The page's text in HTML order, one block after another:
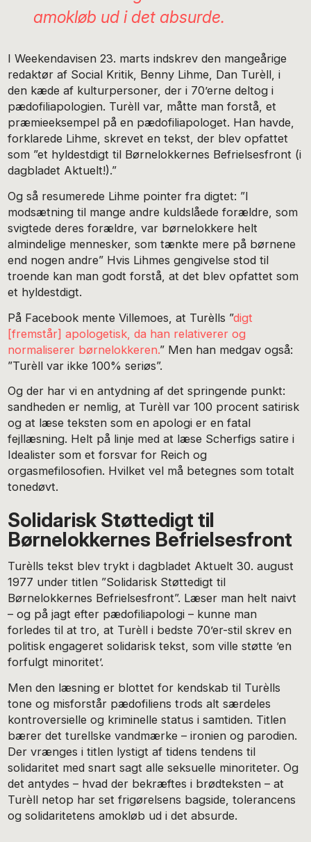
amokløb ud i det absurde.
I Weekendavisen 23. marts indskrev den mangeårige
redaktør af Social Kritik, Benny Lihme, Dan Turèll, i
den kæde af kulturpersoner, der i 70’erne deltog i
pædofiliapologien. Turèll var, måtte man forstå, et
præmieeksempel på en pædofiliapologet. Han havde,
forklarede Lihme, skrevet en tekst, der blev opfattet
som ”et hyldestdigt til Børnelokkernes Befrielsesfront (i
dagbladet Aktuelt!).”
Og så resumerede Lihme pointer fra digtet: ”I
modsætning til mange andre kuldslåede forældre, som
svigtede deres forældre, var børnelokkere helt
almindelige mennesker, som tænkte mere på børnene
end nogen andre” Hvis Lihmes gengivelse stod til
troende kan man godt forstå, at det blev opfattet som
et hyldestdigt.
På Facebook mente Villemoes, at Turèlls ”digt
[fremstår] apologetisk, da han relativerer og
normaliserer børnelokkeren.” Men han medgav også:
”Turèll var ikke 100% seriøs”.
Og der har vi en antydning af det springende punkt:
sandheden er nemlig, at Turèll var 100 procent satirisk
og at læse teksten som en apologi er en fatal
fejllæsning. Helt på linje med at læse Scherfigs satire i
Idealister som et forsvar for Reich og
orgasmefilosofien. Hvilket vel må betegnes som totalt
tonedøvt.
Solidarisk Støttedigt til
Børnelokkernes Befrielsesfront
Turèlls tekst blev trykt i dagbladet Aktuelt 30. august
1977 under titlen ”Solidarisk Støttedigt til
Børnelokkernes Befrielsesfront”. Læser man helt naivt
– og på jagt efter pædofiliapologi – kunne man
forledes til at tro, at Turèll i bedste 70’er-stil skrev en
politisk engageret solidarisk tekst, som ville støtte ’en
forfulgt minoritet’.
Men den læsning er blottet for kendskab til Turèlls
tone og misforstår pædofiliens trods alt særdeles
kontroversielle og kriminelle status i samtiden. Titlen
bærer det turellske vandmærke – ironien og parodien.
Der vrænges i titlen lystigt af tidens tendens til
solidaritet med snart sagt alle seksuelle minoriteter. Og
det antydes – hvad der bekræftes i brødteksten – at
Turèll netop har set frigørelsens bagside, tolerancens
og solidaritetens amokløb ud i det absurde.